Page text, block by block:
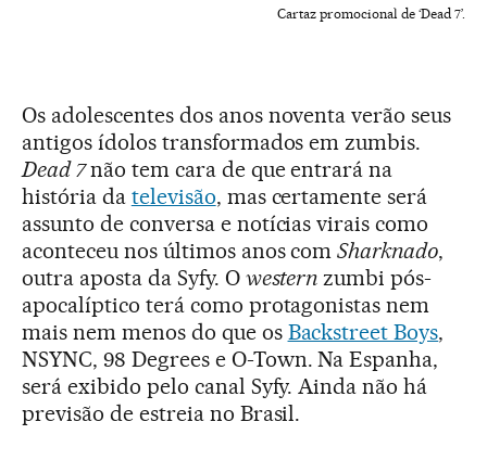
Cartaz promocional de ‘Dead 7’.
Os adolescentes dos anos noventa verão seus
antigos ídolos transformados em zumbis.
Dead 7não tem cara de que entrará na
história da televisão, mas certamente será
assunto de conversa e notícias virais como
aconteceu nos últimos anos comSharknado,
outra aposta da Syfy. O western zumbi pós-
apocalíptico terá como protagonistas nem
mais nem menos do que os Backstreet Boys,
NSYNC, 98 Degrees e O-Town. Na Espanha,
será exibido pelo canal Syfy. Ainda não há
previsão de estreia no Brasil.